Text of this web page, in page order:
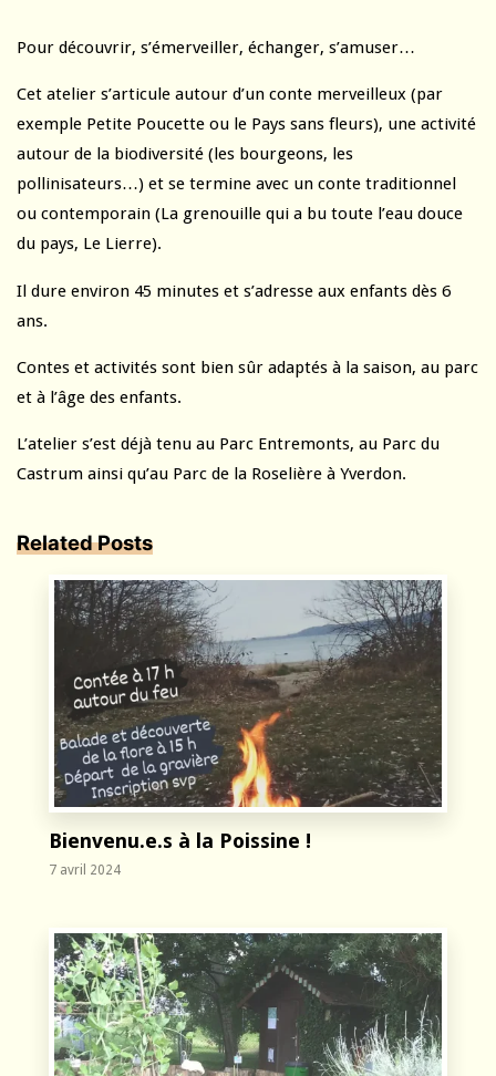
Pour découvrir, s’émerveiller, échanger, s’amuser…
Cet atelier s’articule autour d’un conte merveilleux (par
exemple Petite Poucette ou le Pays sans fleurs), une activité
autour de la biodiversité (les bourgeons, les
pollinisateurs…) et se termine avec un conte traditionnel
ou contemporain (La grenouille qui a bu toute l’eau douce
du pays, Le Lierre).
Il dure environ 45 minutes et s’adresse aux enfants dès 6
ans.
Contes et activités sont bien sûr adaptés à la saison, au parc
et à l’âge des enfants.
L’atelier s’est déjà tenu au Parc Entremonts, au Parc du
Castrum ainsi qu’au Parc de la Roselière à Yverdon.
Related Posts
Bienvenu.e.s à la Poissine !
7 avril 2024